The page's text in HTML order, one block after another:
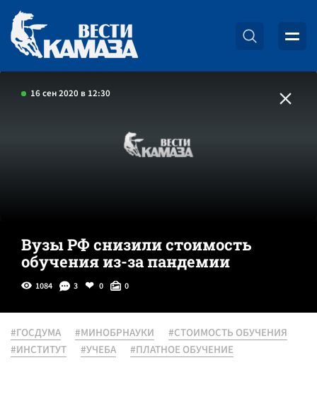
16 сен 2020 в 12:30
Вузы РФ снизили стоимость
обучения из-за пандемии
1084 3 0 0
#ГОСДУМА #МИНОБРНАУКИ
#СТОИМОСТЬ ОБУЧЕНИЯ
#ИНСТИТУТ
#УЧЕБА #ПЛАТНОЕ ОБУЧЕНИЕ